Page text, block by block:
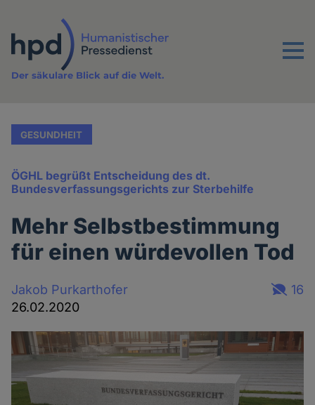
Inhalt
Menu
Der säkulare Blick auf die Welt.
GESUNDHEIT
ÖGHL begrüßt Entscheidung des dt.
Bundesverfassungsgerichts zur Sterbehilfe
Mehr Selbstbestimmung
für einen würdevollen Tod
Jakob Purkarthofer
26.02.2020
16